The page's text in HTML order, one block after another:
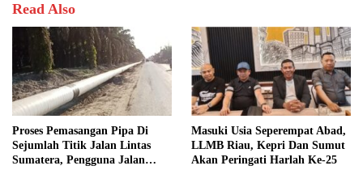
Read Also
Proses Pemasangan Pipa Di
Sejumlah Titik Jalan Lintas
Sumatera, Pengguna Jalan
Masuki Usia Seperempat Abad,
LLMB Riau, Kepri Dan Sumut
Akan Peringati Harlah Ke-25